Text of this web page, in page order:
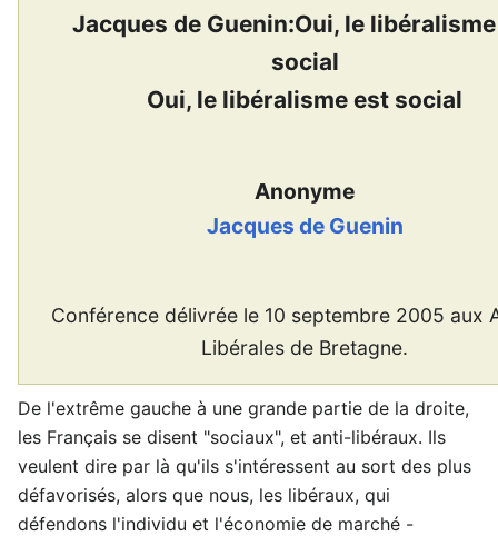
Jacques de Guenin:Oui, le
social
Oui, le libéralisme est social
Anonyme
Jacques de Guenin
Conférence délivrée le 10 septembre 2005 aux
Libérales de Bretagne.
De l'extrême gauche à une grande partie de la droite,
les Français se disent "sociaux", et anti-libéraux. Ils
veulent dire par là qu'ils s'intéressent au sort des plus
défavorisés, alors que nous, les libéraux, qui
défendons l'individu et l'économie de marché -